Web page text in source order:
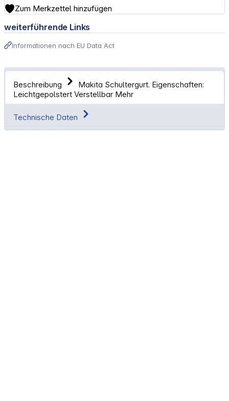
Zum Merkzettel hinzufügen
weiterführende Links
Informationen nach EU Data Act
Beschreibung
Makita Schultergurt. Eigenschaften:
Leichtgepolstert Verstellbar Mehr
Technische Daten